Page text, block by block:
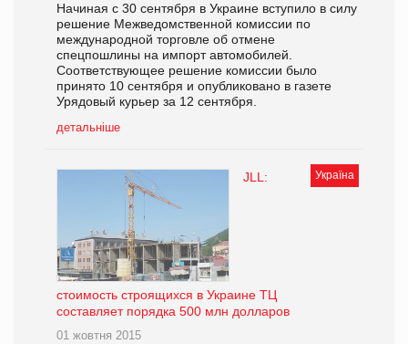
Начиная с 30 сентября в Украине вступило в силу
решение Межведомственной комиссии по
международной торговле об отмене
спецпошлины на импорт автомобилей.
Соответствующее решение комиссии было
принято 10 сентября и опубликовано в газете
Урядовый курьер за 12 сентября.
детальніше
Україна
JLL:
стоимость строящихся в Украине ТЦ
составляет порядка 500 млн долларов
01 жовтня 2015